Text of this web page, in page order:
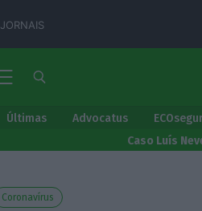
JORNAIS
Últimas Advocatus
Caso Luís
Coronavírus